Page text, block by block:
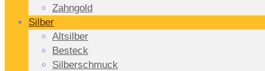
Zahngold
Silber
Altsilber
Besteck
Silberschmuck